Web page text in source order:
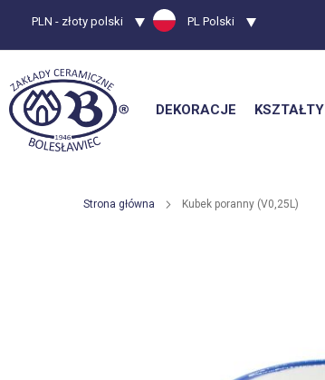
Waluta
PLN - złoty polski Język PL Polski
DEKORACJE KSZTAŁTY
Strona główna Kubek poranny (V0,25L)